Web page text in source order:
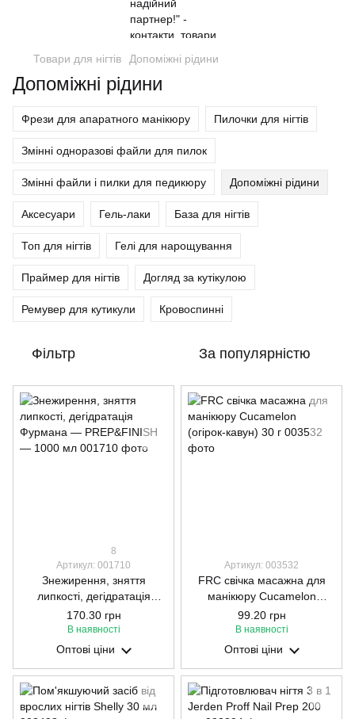
Товари для нігтів Допоміжні рідини
Допоміжні рідини
Фрези для апаратного манікюру Пилочки для нігтів
Змінні одноразові файли для пилок
Змінні файли і пилки для педикюру Допоміжні рідини
Аксесуари Гель-лаки База для нігтів
Топ для нігтів Гелі для нарощування
Праймер для нігтів Догляд за кутікулою
Ремувер для кутикули Кровоспинні
Фільтр За популярністю
8
Артикул: 001710
Знежирення, зняття
липкості, дегідратація
Фурмана — PREP&FINISH
— 1000 мл
170.30 грн
В наявності
Оптові ціни
Артикул: 003532
FRC свічка масажна для
манікюру Cucamelon
(огірок-кавун) 30 г
99.20 грн
В наявності
Оптові ціни